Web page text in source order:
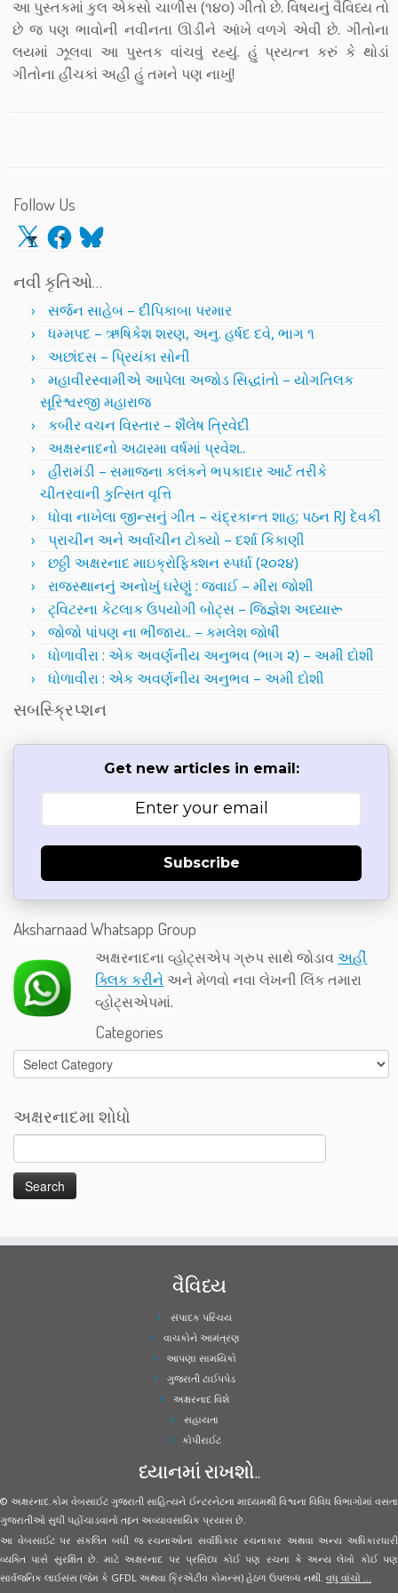
આ પુસ્તકમાં કુલ એકસો ચાળીસ (૧૪૦) ગીતો છે. વિષયનું વૈવિધ્ય તો
છે જ પણ ભાવોની નવીનતા ઊડીને આંખે વળગે એવી છે. ગીતોના
લયમાં ઝૂલવા આ પુસ્તક વાંચવું રહ્યું. હું પ્રયત્ન કરું કે થોડાં
ગીતોના હીંચકાં અહી હું તમને પણ નાખું!
Follow Us
X Facebook
Bluesky
નવી કૃતિઓ…
સર્જન સાહેબ – દીપિકાબા પરમાર
ધમ્મપદ – ઋષિકેશ શરણ, અનુ. હર્ષદ દવે, ભાગ ૧
અછાંદસ – પ્રિયંકા સોની
મહાવીરસ્વામીએ આપેલા અજોડ સિદ્ધાંતો – યોગતિલક
સૂરિશ્વરજી મહારાજ
કબીર વચન વિસ્તાર – શૈલેષ ત્રિવેદી
અક્ષરનાદનો અઢારમા વર્ષમાં પ્રવેશ..
હીરામંડી – સમાજના કલંકને ભપકાદાર આર્ટ તરીકે
ચીતરવાની કુત્સિત વૃત્તિ
ધોવા નાખેલા જીન્સનું ગીત – ચંદ્રકાન્ત શાહ; પઠન RJ દેવકી
પ્રાચીન અને અર્વાચીન ટોક્યો – દર્શા કિકાણી
છઠ્ઠી અક્ષરનાદ માઇક્રોફિક્શન સ્પર્ધા (૨૦૨૪)
રાજસ્થાનનું અનોખું ઘરેણું : જવાઈ – મીરા જોશી
ટ્વિટરના કેટલાક ઉપયોગી બોટ્સ – જિજ્ઞેશ અધ્યારૂ
જોજો પાંપણ ના ભીંજાય.. – કમલેશ જોષી
ધોળાવીરા : એક અવર્ણનીય અનુભવ (ભાગ ૨) – અમી દોશી
ધોળાવીરા : એક અવર્ણનીય અનુભવ – અમી દોશી
સબસ્ક્રિપ્શન
Get new articles in email:
Subscribe
Aksharnaad Whatsapp Group
અક્ષરનાદના વ્હોટ્સએપ ગ્રુપ સાથે જોડાવઅહીં
ક્લિક કરીને અને મેળવો નવા લેખની લિંક તમારા
વ્હોટ્સએપમાં.
Categories
Categories
અક્ષરનાદમા શોધો
વૈવિધ્ય
સંપાદક પરિચય
વાચકોને આમંત્રણ
આપણા સામયિકો
ગુજરાતી ટાઈપપેડ
અક્ષરનાદ વિશે
સહાયતા
કોપીરાઈટ
ધ્યાનમાં રાખશો..
© અક્ષરનાદ.કોમ વેબસાઈટ ગુજરાતી સાહિત્યને ઈન્ટરનેટના માધ્યમથી વિશ્વના વિવિધ વિભાગોમાં વસતા
ગુજરાતીઓ સુધી પહોંચાડવાનો તદ્દન અવ્યાવસાયિક પ્રયાસ છે.
આ વેબસાઈટ પર સંકલિત બધી જ રચનાઓના સર્વાધિકાર રચનાકાર અથવા અન્ય અધિકારધારી
વ્યક્તિ પાસે સુરક્ષિત છે. માટે અક્ષરનાદ પર પ્રસિધ્ધ કોઈ પણ રચના કે અન્ય લેખો કોઈ પણ
સાર્વજનિક લાઈસંસ (જેમ કે GFDL અથવા ક્રિએટીવ કોમન્સ) હેઠળ ઉપલબ્ધ નથી. વધુ વાંચો ...